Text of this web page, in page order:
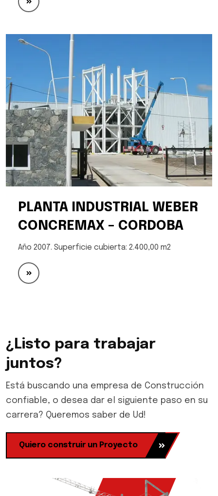
PLANTA INDUSTRIAL WEBER
CONCREMAX – CORDOBA
Año 2007. Superficie cubierta: 2.400,00 m2
¿Listo para trabajar
juntos?
Está buscando una empresa de Construcción
confiable, o desea dar el siguiente paso en su
carrera? Queremos saber de Ud!
Quiero construir un Proyecto